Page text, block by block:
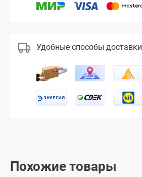
Удобные способы доставки
Похожие товары